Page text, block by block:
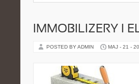
IMMOBILIZERY I
POSTED BY ADMIN MAJ - 21 -